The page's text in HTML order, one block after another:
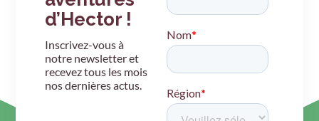
d’Hector !
Inscrivez-vous à
notre newsletter et
recevez tous les mois
nos dernières actus.